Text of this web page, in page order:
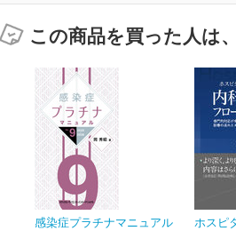
この商品を買った人は
感染症プラチナマニュアル
ホスピ